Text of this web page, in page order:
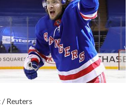
Reuters